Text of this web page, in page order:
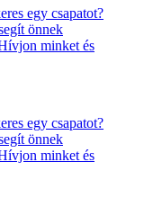
egy csapatot?
önnek
minket és
egy csapatot?
önnek
minket és